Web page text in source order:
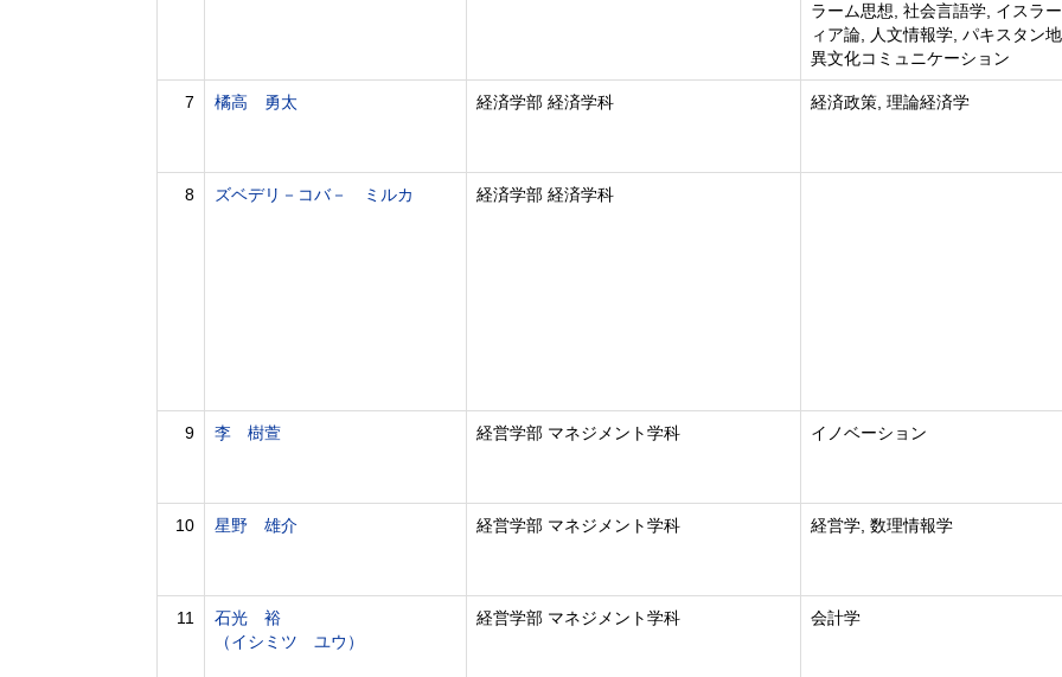
ラーム思想, 社会言語学, イスラ
ィア論, 人文情報学, パキスタン
異文化コミュニケーション
7 橘高 勇太 経済学部 経済学科 経済政策, 理論経済学
8 ズベデリ－コバ－ ミルカ 経済学部 経済学科
9 李 樹萱 経営学部 マネジメント学科 イノベーション
10 星野 雄介 経営学部 マネジメント学科 経営学, 数理情報学
11
石光 裕
（イシミツ ユウ）
経営学部 マネジメント学科 会計学